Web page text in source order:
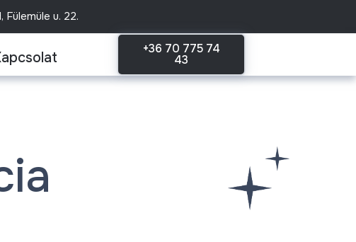
Fülemüle u. 22.
+36 70 775 74
43